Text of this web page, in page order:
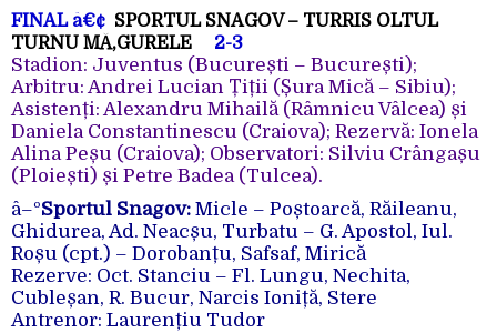
FINAL â€¢ SPORTUL SNAGOV – TURRIS OLTUL
TURNU MĂ‚GURELE
2-3
Stadion: Juventus (București – București);
Arbitru: Andrei Lucian Țiții (Șura Mică – Sibiu);
Asistenți: Alexandru Mihailă (Râmnicu Vâlcea) și
Daniela Constantinescu (Craiova); Rezervă: Ionela
Alina Peșu (Craiova); Observatori: Silviu Crângașu
(Ploiești) și Petre Badea (Tulcea).
â–ºSportul Snagov: Micle – Poștoarcă, Răileanu,
Ghidurea, Ad. Neacșu, Turbatu – G. Apostol, Iul.
Roșu (cpt.) – Dorobanțu, Safsaf, Mirică
Rezerve: Oct. Stanciu – Fl. Lungu, Nechita,
Cubleșan, R. Bucur, Narcis Ioniță, Stere
Antrenor: Laurențiu Tudor